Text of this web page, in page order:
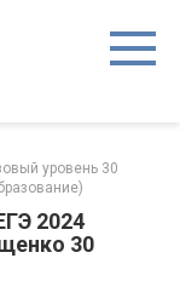
уровень 30
2024
30